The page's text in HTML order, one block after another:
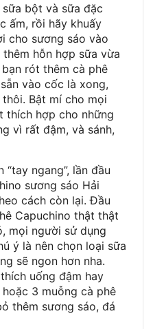
sữa bột và sữa đặc
ấm, rồi hãy khuấy
cho sương sáo vào
hỗn hợp sữa vừa
rót thêm cà phê
vào cốc là xong,
Bật mí cho mọi
thích hợp cho những
vì rất đậm, và sánh,
ngang”, lần đầu
sương sáo Hải
cách còn lại. Đầu
Capuchino thật thật
mọi người sử dụng
ý là nên chọn loại sữa
sẽ ngon hơn nha.
uống đậm hay
3 muỗng cà phê
thêm sương sáo, đá